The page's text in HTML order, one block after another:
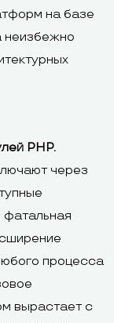
на базе
неизбежно
PHP.
через
фатальная
процесса
вырастает с